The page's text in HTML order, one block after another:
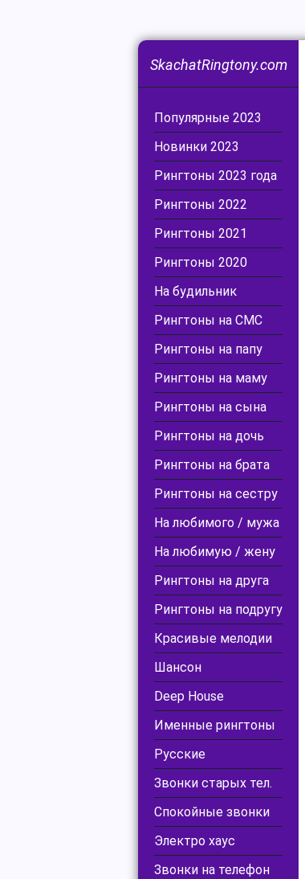
SkachatRingtony.com
Популярные 2023
Новинки 2023
Рингтоны 2023 года
Рингтоны 2022
Рингтоны 2021
Рингтоны 2020
На будильник
Рингтоны на СМС
Рингтоны на папу
Рингтоны на маму
Рингтоны на сына
Рингтоны на дочь
Рингтоны на брата
Рингтоны на сестру
На любимого / мужа
На любимую / жену
Рингтоны на друга
Рингтоны на подругу
Красивые мелодии
Шансон
Deep House
Именные рингтоны
Русские
Звонки старых тел.
Спокойные звонки
Электро хаус
Звонки на телефон